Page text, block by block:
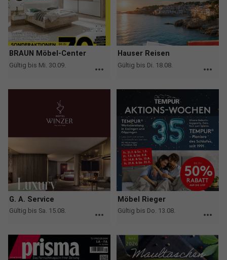
BRAUN Möbel-Center
Gültig bis Mi. 30.09. more_horiz
Hauser Reisen
Gültig bis Di. 18.08. more_horiz
G. A. Service
Gültig bis Sa. 15.08. more_horiz
Möbel Rieger
Gültig bis Do. 13.08. more_horiz